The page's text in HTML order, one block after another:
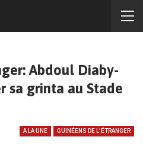
Abdoul Diaby-
sa grinta au Stade
A LA UNE GUINÉENS DE L'ÉTRANGER